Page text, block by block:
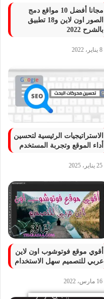
مجانا أفضل 10 مواقع دمج
الصور اون لاين و18 تطبيق
بالشرح 2022
8 يناير، 2022
الاستراتيجيات الرئيسية لتحسين
أداء الموقع وتجربة المستخدم
25 يناير، 2025
أقوي موقع فوتوشوب اون لاين
عربي للتصميم سهل الاستخدام
16 مارس، 2022